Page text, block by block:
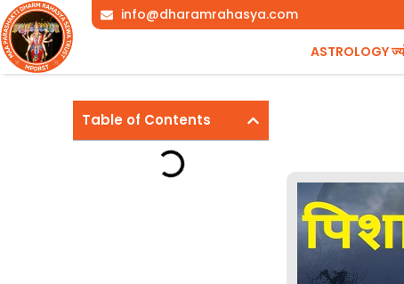
Skip
to
content
info@dharamrahasya.com
ASTROLOGY
Table of Contents